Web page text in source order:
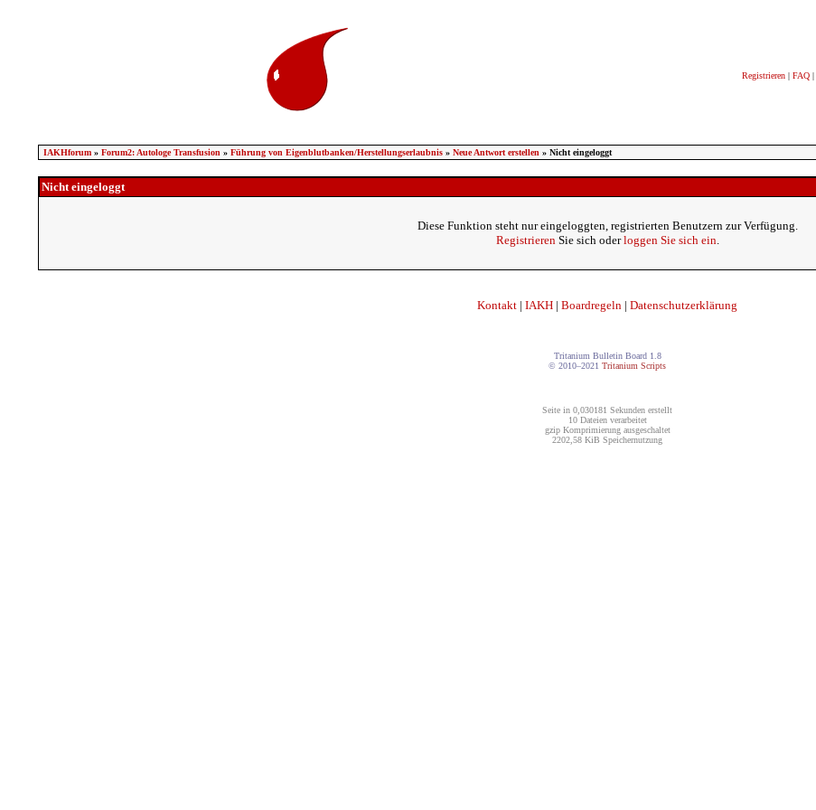
Registrieren | FAQ |
IAKHforum» Forum2: Autologe Transfusion » Führung von Eigenblutbanken/Herstellungserlaubnis» Neue Antwort erstellen » Nicht eingeloggt
Nicht eingeloggt
Diese Funktion steht nur eingeloggten, registrierten Benutzern zur Verfügung.
RegistrierenSie sich oderloggen Sie sich ein.
Kontakt | IAKH | Boardregeln | Datenschutzerklärung
Tritanium Bulletin Board 1.8
© 2010–2021 Tritanium Scripts
Seite in 0,030181 Sekunden erstellt
10 Dateien verarbeitet
gzip Komprimierung ausgeschaltet
2202,58 KiB Speichernutzung